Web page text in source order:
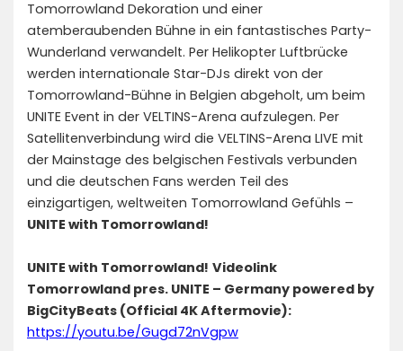
Tomorrowland Dekoration und einer
atemberaubenden Bühne in ein fantastisches Party-
Wunderland verwandelt. Per Helikopter Luftbrücke
werden internationale Star-DJs direkt von der
Tomorrowland-Bühne in Belgien abgeholt, um beim
UNITE Event in der VELTINS-Arena aufzulegen. Per
Satellitenverbindung wird die VELTINS-Arena LIVE mit
der Mainstage des belgischen Festivals verbunden
und die deutschen Fans werden Teil des
einzigartigen, weltweiten Tomorrowland Gefühls –
UNITE with Tomorrowland!
UNITE with Tomorrowland! Videolink
Tomorrowland pres. UNITE – Germany powered by
BigCityBeats (Official 4K Aftermovie):
https://youtu.be/Gugd72nVgpw